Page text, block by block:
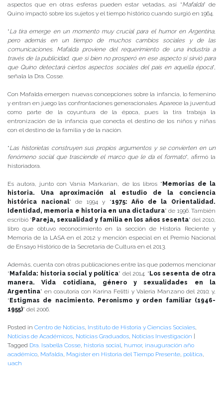
aspectos que en otras esferas pueden estar vetadas, así “Mafalda” de
Quino impactó sobre los sujetos y el tiempo histórico cuando surgió en 1964.
“La tira emerge en un momento muy crucial para el humor en Argentina,
pero además en un tiempo de muchos cambios sociales y de las
comunicaciones. Mafalda proviene del requerimiento de una industria a
través de la publicidad, que si bien no prosperó en ese aspecto sí sirvió para
que Quino detectará ciertos aspectos sociales del país en aquella época”,
señala la Dra. Cosse.
Con Mafalda emergen nuevas concepciones sobre la infancia, lo femenino
y entran en juego las confrontaciones generacionales. Aparece la juventud
como parte de la coyuntura de la época, pues la tira trabaja la
entronización de la infancia que conecta el destino de los niños y niñas
con el destino de la familia y de la nación.
“Las historietas construyen sus propios argumentos y se convierten en un
fenómeno social que trasciende el marco que le da el formato”, afirmó la
historiadora.
Es autora, junto con Vania Markarian, de los libros “ Memorias de la
historia. Una aproximación al estudio de la conciencia
histórica nacional” de 1994 y “1975: Año de la Orientalidad.
Identidad, memoria e historia en una dictadura” de 1996. También
escribió “ Pareja, sexualidad y familia en los años sesenta” del 2010,
libro que obtuvo reconocimiento en la sección de Historia Reciente y
Memoria de la LASA en el 2012 y mención especial en el Premio Nacional
de Ensayo Histórico de la Secretaría de Cultura en el 2013.
Además, cuenta con otras publicaciones entre las que podemos mencionar
“ Mafalda: historia social y política” del 2014; “ Los sesenta de otra
manera. Vida cotidiana, género y sexualidades en la
Argentina” en coautoría con Karina Felitti y Valeria Manzano del 2010; y,
“ Estigmas de nacimiento. Peronismo y orden familiar (1946-
1955)” del 2006.
Posted in Centro de Noticias, Instituto de Historia y Ciencias Sociales,
Noticias de Académicos, Noticias Graduados, Noticias Investigación
Tagged Dra. Isabella Cosse, historia social, humor, inauguración año
académico, Mafalda, Magíster en Historia del Tiempo Presente, política,
uach